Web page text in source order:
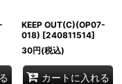
KEEP OUT(C)(OP07-
018) [240811514]
30円(税込)
カートに入れる